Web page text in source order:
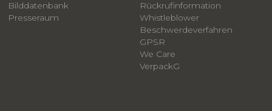
Bilddatenbank
Presseraum
Rückrufinformation
Whistleblower
​Beschwerdeverfahren
GPSR
We Care
VerpackG